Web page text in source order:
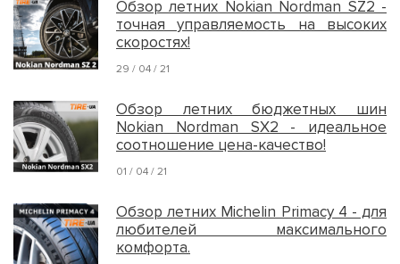
Обзор летних Nokian Nordman SZ2 -
точная управляемость на высоких
скоростях!
29 / 04 / 21
Обзор летних бюджетных шин
Nokian Nordman SX2 - идеальное
соотношение цена-качество!
01 / 04 / 21
Обзор летних Michelin Primacy 4 - для
любителей максимального
комфорта.